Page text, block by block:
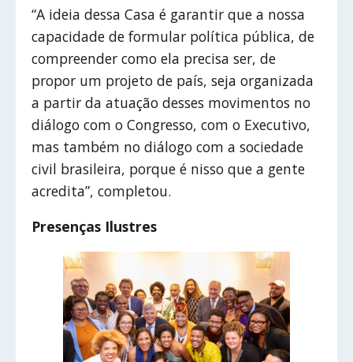
“A ideia dessa Casa é garantir que a nossa
capacidade de formular política pública, de
compreender como ela precisa ser, de
propor um projeto de país, seja organizada
a partir da atuação desses movimentos no
diálogo com o Congresso, com o Executivo,
mas também no diálogo com a sociedade
civil brasileira, porque é nisso que a gente
acredita”, completou.
Presenças Ilustres